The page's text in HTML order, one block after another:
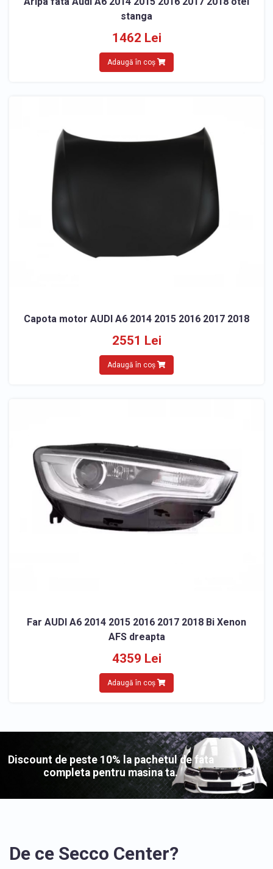
stanga
1462 Lei
Adaugă în coș
Capota motor AUDI A6 2014 2015 2016 2017 2018
2551 Lei
Adaugă în coș
Far AUDI A6 2014 2015 2016 2017 2018 Bi Xenon
AFS dreapta
4359 Lei
Adaugă în coș
Discount de peste 10% la pachetul de fata
completa pentru masina ta.
De ce Secco Center?